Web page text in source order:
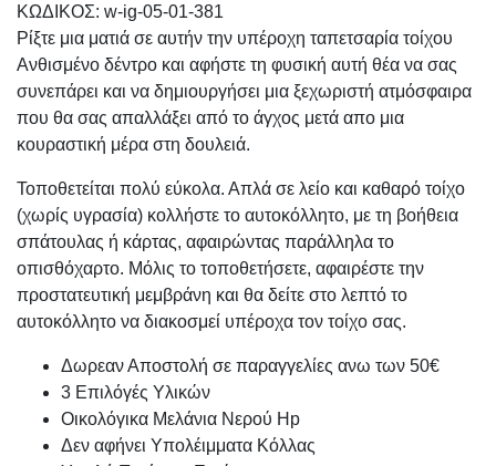
KΩΔΙΚΟΣ: w-ig-05-01-381
Ρίξτε μια ματιά σε αυτήν την υπέροχη ταπετσαρία τοίχου
Ανθισμένο δέντρο και αφήστε τη φυσική αυτή θέα να σας
συνεπάρει και να δημιουργήσει μια ξεχωριστή ατμόσφαιρα
που θα σας απαλλάξει από το άγχος μετά απο μια
κουραστική μέρα στη δουλειά.
Τοποθετείται πολύ εύκολα. Απλά σε λείο και καθαρό τοίχο
(χωρίς υγρασία) κολλήστε το αυτοκόλλητο, με τη βοήθεια
σπάτουλας ή κάρτας, αφαιρώντας παράλληλα το
οπισθόχαρτο. Μόλις το τοποθετήσετε, αφαιρέστε την
προστατευτική μεμβράνη και θα δείτε στο λεπτό το
αυτοκόλλητο να διακοσμεί υπέροχα τον τοίχο σας.
Δωρεαν Αποστολή σε παραγγελίες ανω των 50€
3 Επιλόγές Υλικών
Οικολόγικα Μελάνια Νερού Hp
Δεν αφήνει Υπολέιμματα Κόλλας